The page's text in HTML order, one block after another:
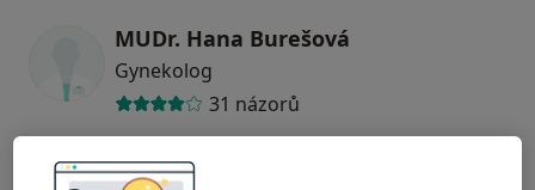
MUDr. Hana Burešová
Gynekolog
31 názorů
MUDr. Lucie Lachmanová